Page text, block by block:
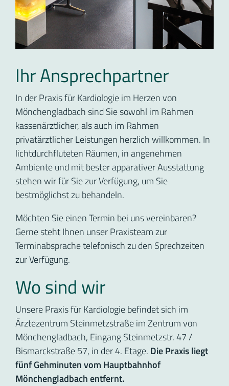
Ihr Ansprechpartner
In der Praxis für Kardiologie im Herzen von
Mönchengladbach sind Sie sowohl im Rahmen
kassenärztlicher, als auch im Rahmen
privatärztlicher Leistungen herzlich willkommen. In
lichtdurchfluteten Räumen, in angenehmen
Ambiente und mit bester apparativer Ausstattung
stehen wir für Sie zur Verfügung, um Sie
bestmöglichst zu behandeln.
Möchten Sie einen Termin bei uns vereinbaren?
Gerne steht Ihnen unser Praxisteam zur
Terminabsprache telefonisch zu den Sprechzeiten
zur Verfügung.
Wo sind wir
Unsere Praxis für Kardiologie befindet sich im
Ärztezentrum Steinmetzstraße im Zentrum von
Mönchengladbach, Eingang Steinmetzstr. 47 /
Bismarckstraße 57, in der 4. Etage. Die Praxis liegt
fünf Gehminuten vom Hauptbahnhof
Mönchengladbach entfernt.